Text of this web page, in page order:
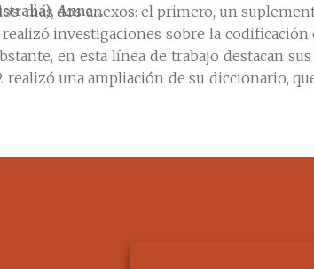
más dos anexos: el primero, un
investigaciones sobre la
en esta línea de trabajo destacan sus
realizó una ampliación de su diccionario,
García Ares
Anne...